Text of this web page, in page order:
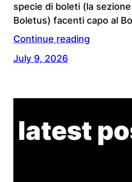
specie di boleti (la
Boletus) facenti capo al
Continue reading
July 9, 2026
latest